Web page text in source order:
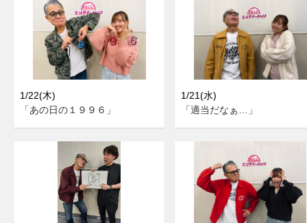
1/22(木)
「あの日の１９９６」
1/21(水)
「適当だなぁ…」